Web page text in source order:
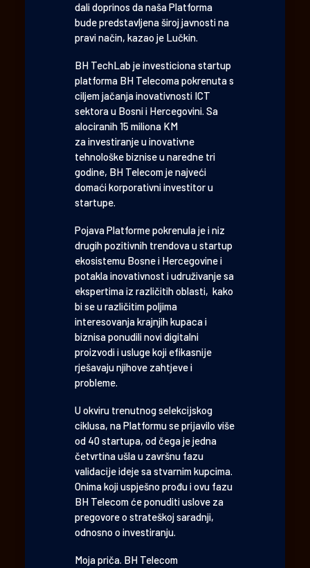
dali doprinos da naša Platforma
bude predstavljena široj javnosti na
pravi način, kazao je Lučkin.
BH TechLab je investiciona startup
platforma BH Telecoma pokrenuta s
ciljem jačanja inovativnosti ICT
sektora u Bosni i Hercegovini. Sa
alociranih 15 miliona KM
za investiranje u inovativne
tehnološke biznise u naredne tri
godine, BH Telecom je najveći
domaći korporativni investitor u
startupe.
Pojava Platforme pokrenula je i niz
drugih pozitivnih trendova u startup
ekosistemu Bosne i Hercegovine i
potakla inovativnost i udruživanje sa
ekspertima iz različitih oblasti, kako
bi se u različitim poljima
interesovanja krajnjih kupaca i
biznisa ponudili novi digitalni
proizvodi i usluge koji efikasnije
rješavaju njihove zahtjeve i
probleme.
U okviru trenutnog selekcijskog
ciklusa, na Platformu se prijavilo više
od 40 startupa, od čega je jedna
četvrtina ušla u završnu fazu
validacije ideje sa stvarnim kupcima.
Onima koji uspješno prođu i ovu fazu
BH Telecom će ponuditi uslove za
pregovore o strateškoj saradnji,
odnosno o investiranju.
Moja priča. BH Telecom